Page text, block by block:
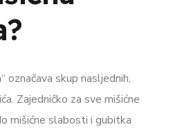
označava skup nasljednih,
Zajedničko za sve mišićne
mišićne slabosti i gubitka